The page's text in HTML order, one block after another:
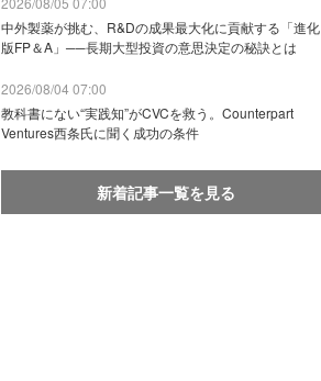
中外製薬が挑む、R&Dの成果最大化に貢献する「進化
版FP＆A」──長期大型投資の意思決定の秘訣とは
2026/08/04 07:00
教科書にない“実践知”がCVCを救う。Counterpart
Ventures西条氏に聞く成功の条件
新着記事一覧を見る